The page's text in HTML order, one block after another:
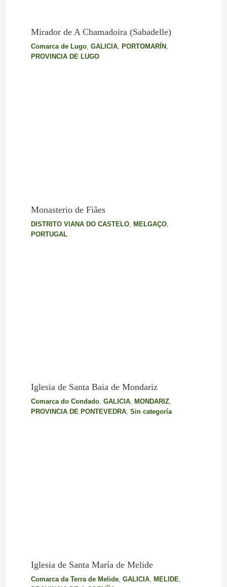
Mirador de A Chamadoira (Sabadelle)
Comarca de Lugo, GALICIA, PORTOMARÍN
PROVINCIA DE LUGO
Monasterio de Fiães
DISTRITO VIANA DO CASTELO, MELGAÇO,
PORTUGAL
Iglesia de Santa Baia de Mondariz
Comarca do Condado, GALICIA, MONDARIZ,
PROVINCIA DE PONTEVEDRA, Sin categoría
Iglesia de Santa María de Melide
Comarca da Terra de Melide, GALICIA, MELIDE